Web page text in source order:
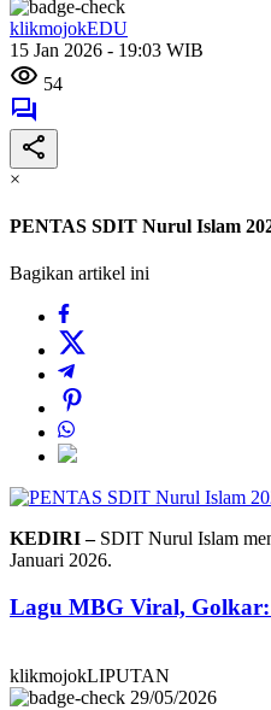
klikmojokEDU
15 Jan 2026 - 19:03 WIB
54
×
PENTAS SDIT Nurul Islam
Bagikan artikel ini
KEDIRI –SDIT Nurul Islam
Januari 2026.
Lagu MBG Viral, Golkar:
klikmojokLIPUTAN
29/05/2026